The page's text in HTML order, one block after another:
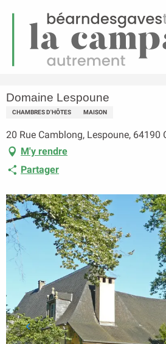
Menu
Domaine Lespoune
Domaine Lespoune
CHAMBRES D'HÔTES MAISON
20 Rue Camblong, Lespoune, 64190
M'y rendre
Partager